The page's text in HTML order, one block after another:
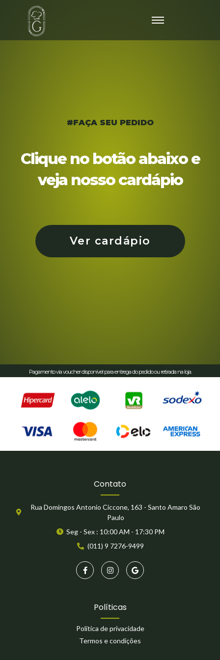
#FAÇA SEU PEDIDO
Clique no botão abaixo e
veja nosso cardápio
Ver cardápio
Pagamento via voucher disponível para entrega do pedido ou retirada na loja.
Contato
Rua Domingos Antonio Ciccone, 163 - Santo Amaro São
Paulo
Seg - Sex : 10:00 AM - 17:30 PM
(011) 9 7276-9499
Políticas
Política de privacidade
Termos e condições